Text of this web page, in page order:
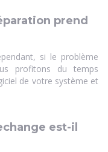
prend
si le problème
profitons du temps
de votre système et
est-il